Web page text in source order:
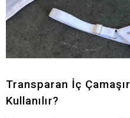
Transparan İç
Kullanılır?